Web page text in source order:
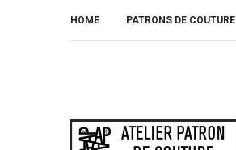
HOME PATRONS DE COUTURE